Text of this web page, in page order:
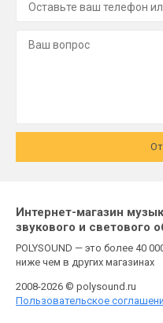
Интернет-магазин
звукового и светового
POLYSOUND — это более 40
ниже чем в других магазинах
2008-2026 © polysound.ru
Пользовательское